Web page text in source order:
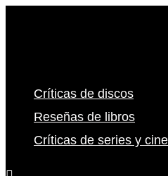
Críticas de discos
Reseñas de libros
Críticas de series y cine
Buscar